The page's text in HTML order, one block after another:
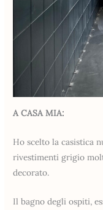
A CASA MIA:
Ho scelto la casistica
rivestimenti grigio
decorato.
Il bagno degli ospiti,